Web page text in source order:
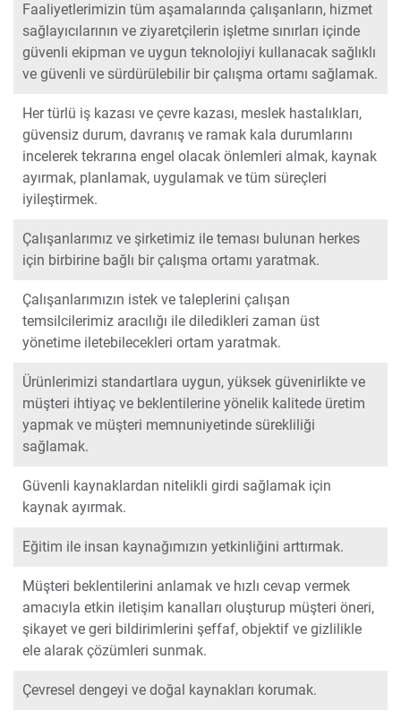
Faaliyetlerimizin tüm aşamalarında çalışanların, hizmet
sağlayıcılarının ve ziyaretçilerin işletme sınırları içinde
güvenli ekipman ve uygun teknolojiyi kullanacak sağlıklı
ve güvenli ve sürdürülebilir bir çalışma ortamı sağlamak.
Her türlü iş kazası ve çevre kazası, meslek hastalıkları,
güvensiz durum, davranış ve ramak kala durumlarını
incelerek tekrarına engel olacak önlemleri almak, kaynak
ayırmak, planlamak, uygulamak ve tüm süreçleri
iyileştirmek.
Çalışanlarımız ve şirketimiz ile teması bulunan herkes
için birbirine bağlı bir çalışma ortamı yaratmak.
Çalışanlarımızın istek ve taleplerini çalışan
temsilcilerimiz aracılığı ile diledikleri zaman üst
yönetime iletebilecekleri ortam yaratmak.
Ürünlerimizi standartlara uygun, yüksek güvenirlikte ve
müşteri ihtiyaç ve beklentilerine yönelik kalitede üretim
yapmak ve müşteri memnuniyetinde sürekliliği
sağlamak.
Güvenli kaynaklardan nitelikli girdi sağlamak için
kaynak ayırmak.
Eğitim ile insan kaynağımızın yetkinliğini arttırmak.
Müşteri beklentilerini anlamak ve hızlı cevap vermek
amacıyla etkin iletişim kanalları oluşturup müşteri öneri,
şikayet ve geri bildirimlerini şeffaf, objektif ve gizlilikle
ele alarak çözümleri sunmak.
Çevresel dengeyi ve doğal kaynakları korumak.